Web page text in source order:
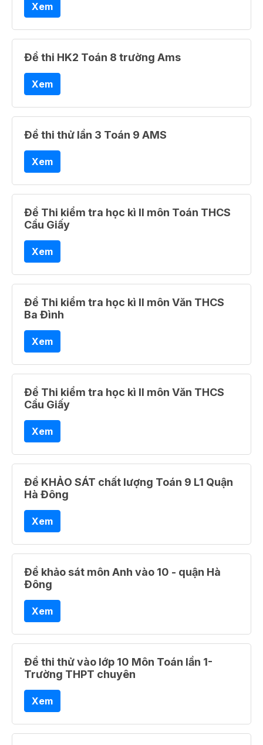
Xem
Đề thi HK2 Toán 8 trường Ams
Xem
Đề thi thử lần 3 Toán 9 AMS
Xem
Đề Thi kiểm tra học kì II môn Toán THCS
Cầu Giấy
Xem
Đề Thi kiểm tra học kì II môn Văn THCS
Ba Đình
Xem
Đề Thi kiểm tra học kì II môn Văn THCS
Cầu Giấy
Xem
Đề KHẢO SÁT chất lượng Toán 9 L1 Quận
Hà Đông
Xem
Đề khảo sát môn Anh vào 10 - quận Hà
Đông
Xem
Đề thi thử vào lớp 10 Môn Toán lần 1-
Trường THPT chuyên
Xem